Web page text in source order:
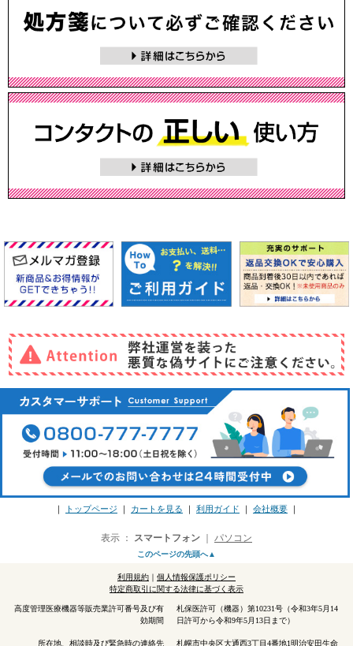
｜ トップページ ｜ カートを見る ｜ 利用ガイド ｜ 会社概要 ｜
表示 ： スマートフォン パソコン
このページの先頭へ▲
利用規約 ｜ 個人情報保護ポリシー
特定商取引に関する法律に基づく表示
高度管理医療機器等販売業許可番号及び有
効期間
所在地、相談時及び緊急時の連絡先
札保医許可（機器）第10231号（令和3年5月14
日許可から令和9年5月13日まで）
札幌市中央区大通西3丁目4番地1明治安田生命